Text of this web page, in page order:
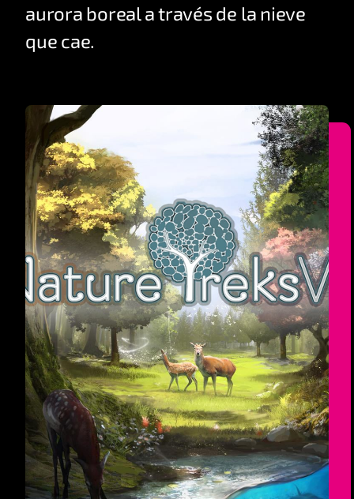
aurora boreal a través de la nieve
que cae.